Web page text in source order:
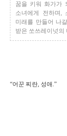
꿈을 키워 화가가
소녀에게 전하며,
미래를 만들어 나
받은 쏘쓰레이넛의
“어꾼 찌란, 성애.”